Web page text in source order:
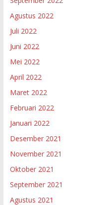
Agustus 2022
Juli 2022
Juni 2022
Mei 2022
April 2022
Maret 2022
Februari 2022
Januari 2022
Desember 2021
November 2021
Oktober 2021
September 2021
Agustus 2021